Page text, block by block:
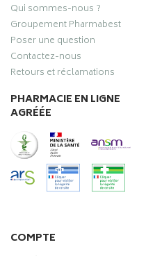
Qui sommes-nous ?
Groupement Pharmabest
Poser une question
Contactez-nous
Retours et réclamations
PHARMACIE EN LIGNE
AGRÉÉE
COMPTE